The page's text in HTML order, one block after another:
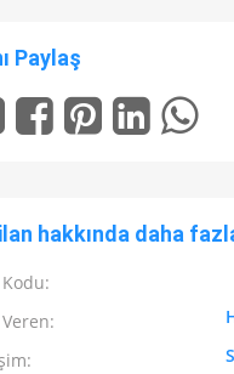
Paylaş
hakkında daha